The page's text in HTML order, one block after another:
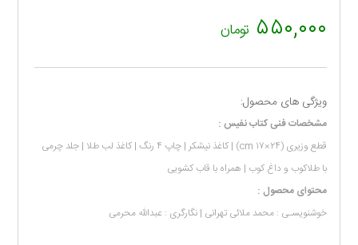
۵۵۰,۰۰۰ تومان
ویژگی های محصول:
مشخصات فنی کتاب نفیس :
قطع وزیری (۲۴×۱۷ cm) | کاغذ نیشکر | چاپ ۴ رنگ | کاغذ لب طلا | جلد چرمی
با طلاکوب و داغ کوب | همراه با قاب کشویی
محتوای محصول :
خوشنویسـی : محمد ملائی تهرانی | نگارگری : عبدالله محرمی